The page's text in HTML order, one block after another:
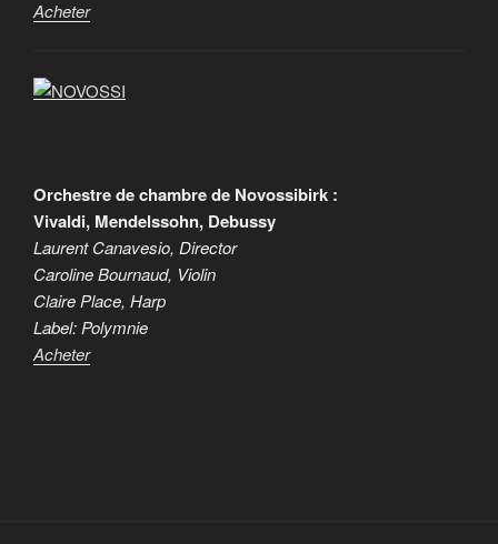
Acheter
Orchestre de chambre de Novossibirk :
Vivaldi, Mendelssohn, Debussy
Laurent Canavesio, Director
Caroline Bournaud, Violin
Claire Place, Harp
Label: Polymnie
Acheter